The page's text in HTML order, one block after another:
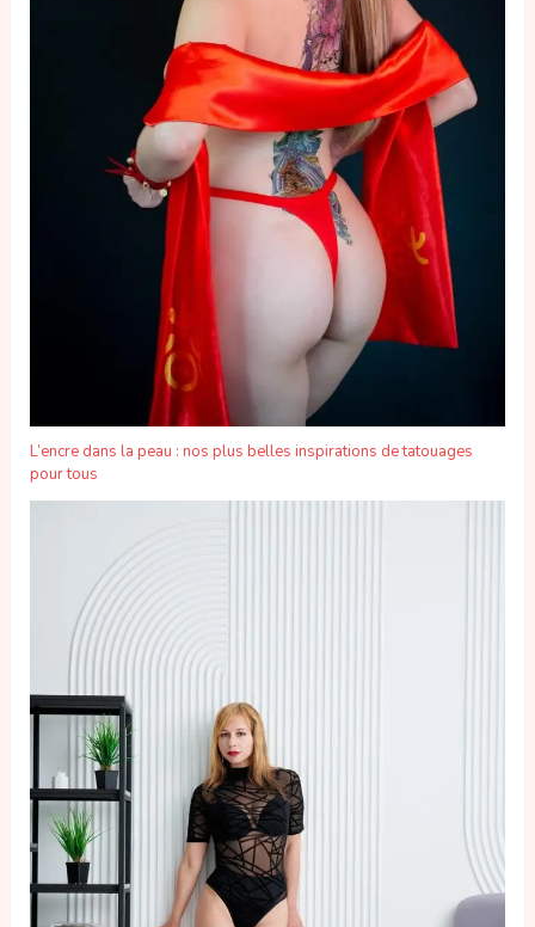
L’encre dans la peau : nos plus belles inspirations de tatouages
pour tous